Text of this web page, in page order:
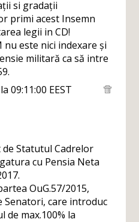
si gradații
primi acest Insemn
legii in CD!
este nici indexare și
militară ca să intre
09:11:00 EEST
Statutul Cadrelor
cu Pensia Neta
OuG.57/2015,
Senatori, care introduc
de max.100% la